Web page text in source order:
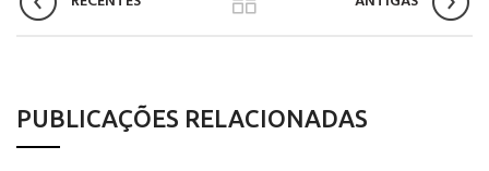
PUBLICAÇÕES RELACIONADAS